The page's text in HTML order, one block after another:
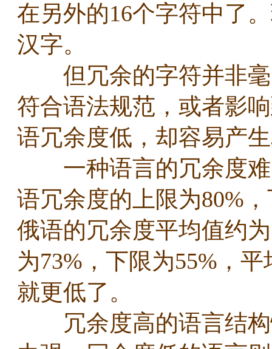
在另外的16个字符中了
汉字。
但冗余的字符并非毫
符合语法规范，或者影
语冗余度低，却容易产
一种语言的冗余度难
语冗余度的上限为80%
俄语的冗余度平均值约
为73%，下限为55%，
就更低了。
冗余度高的语言结构